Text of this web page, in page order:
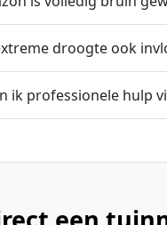
droogte ook
ik professionele hulp